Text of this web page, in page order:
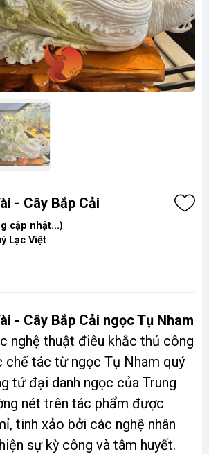
- Cây Bắp Cải
cập nhật...)
Lạc Việt
- Cây Bắp Cải ngọc Tụ Nham
nghệ thuật điêu khắc thủ công
chế tác từ ngọc Tụ Nham quý
tứ đại danh ngọc của Trung
nét trên tác phẩm được
tinh xảo bởi các nghệ nhân
sự kỳ công và tâm huyết.